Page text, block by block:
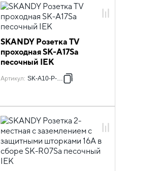
SKANDY Розетка TV
проходная SK-A17Sa
песочный IEK
Артикул: SK-A10-P-K98